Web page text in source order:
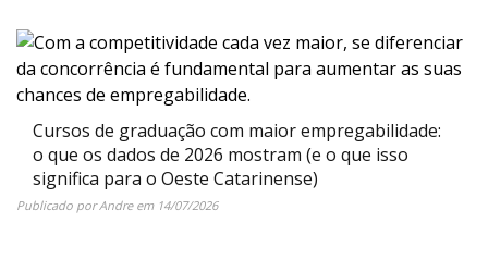
Cursos de graduação com maior empregabilidade:
o que os dados de 2026 mostram (e o que isso
significa para o Oeste Catarinense)
Publicado porAndreem 14/07/2026